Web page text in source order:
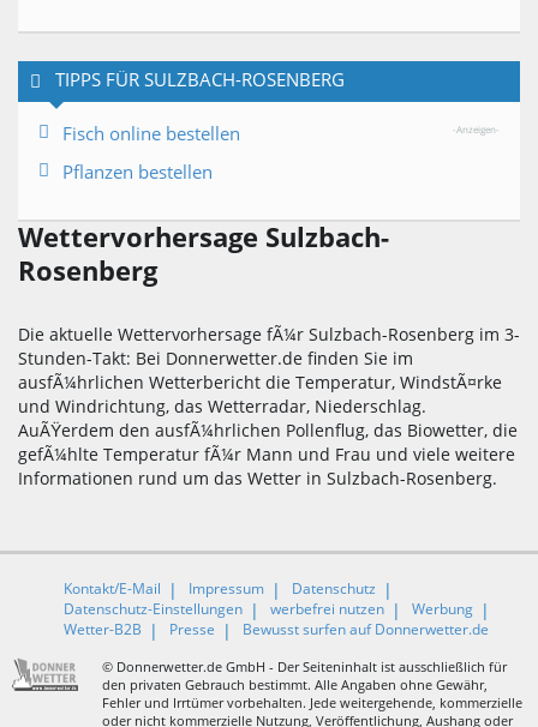
TIPPS FÜR SULZBACH-ROSENBERG
-Anzeigen-
Fisch online bestellen
Pflanzen bestellen
Wettervorhersage Sulzbach-
Rosenberg
Die aktuelle Wettervorhersage fÃ¼r Sulzbach-Rosenberg im 3-
Stunden-Takt: Bei Donnerwetter.de finden Sie im
ausfÃ¼hrlichen Wetterbericht die Temperatur, WindstÃ¤rke
und Windrichtung, das Wetterradar, Niederschlag.
AuÃŸerdem den ausfÃ¼hrlichen Pollenflug, das Biowetter, die
gefÃ¼hlte Temperatur fÃ¼r Mann und Frau und viele weitere
Informationen rund um das Wetter in Sulzbach-Rosenberg.
Kontakt/E-Mail Impressum
Datenschutz
Datenschutz-Einstellungen
werbefrei nutzen
Werbung
Wetter-B2B
Presse Bewusst surfen auf Donnerwetter.de
© Donnerwetter.de GmbH - Der Seiteninhalt ist ausschließlich für
den privaten Gebrauch bestimmt. Alle Angaben ohne Gewähr,
Fehler und Irrtümer vorbehalten. Jede weitergehende, kommerzielle
oder nicht kommerzielle Nutzung, Veröffentlichung, Aushang oder